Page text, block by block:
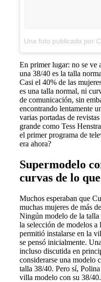
En primer lugar: no se ve
una 38/40 es la talla
Casi el 40% de las
es una talla normal, ni
de comunicación, sin
encontrando lentamente
varias portadas de
grande como Tess
el primer programa de
era ahora?
Supermodelo
curvas de lo
Muchos esperaban que
muchas mujeres de más
Ningún modelo de la
la selección de modelos a
permitió instalarse en la
se pensó inicialmente.
incluso discutida en
considerarse una modelo
talla 38/40. Pero sí,
villa modelo con su 38/40.